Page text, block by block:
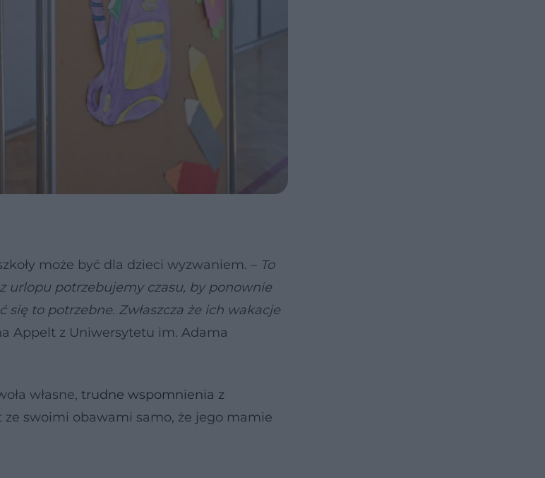
może być dla dzieci wyzwaniem. – To
urlopu potrzebujemy czasu, by ponownie
to potrzebne. Zwłaszcza że ich wakacje
Appelt z Uniwersytetu im. Adama
własne, trudne wspomnienia z
swoimi obawami samo, że jego mamie